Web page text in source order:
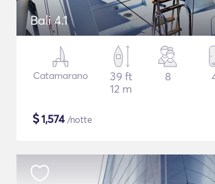
Bali 4.1
Catamarano
39 ft
12 m
8
$1,574/notte